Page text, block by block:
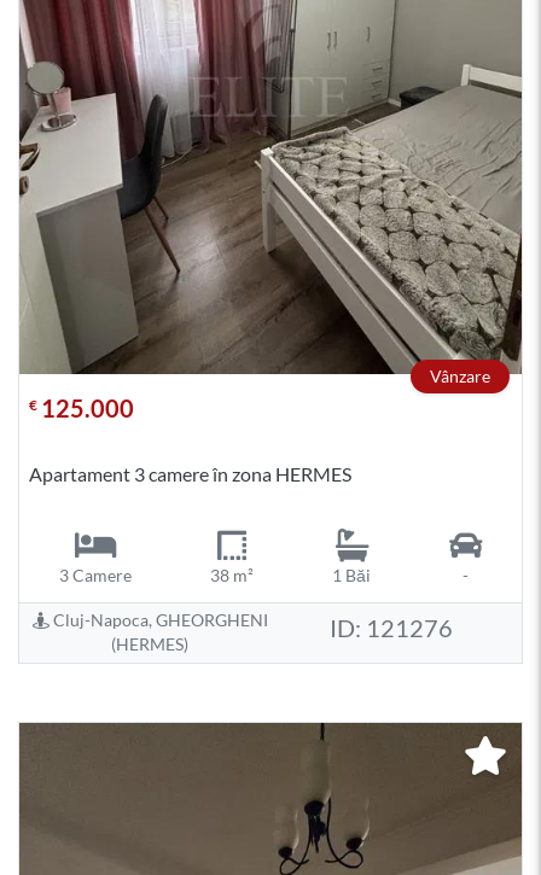
Vânzare
€ 125.000
Apartament 3 camere în zona HERMES
3 Camere 38 m² 1 Băi -
Cluj-Napoca, GHEORGHENI
(HERMES)
ID: 121276